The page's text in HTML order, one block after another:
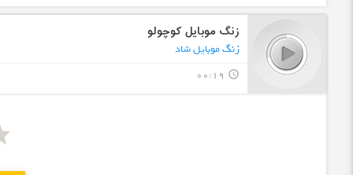
زنگ موبایل کوچولو
زنگ موبایل شاد
query_builder
00:19